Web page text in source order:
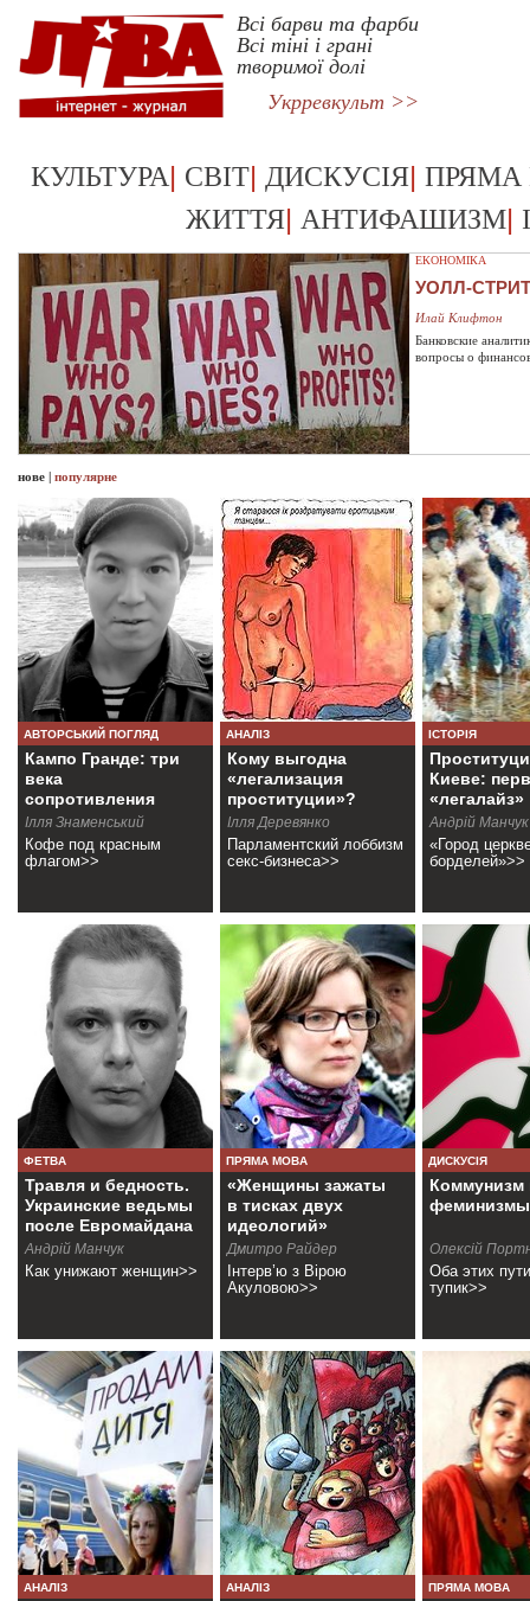
Всі барви та фарби
Всі тіні і грані
творимої долі
Укрревкульт >>
КУЛЬТУРА| СВІТ| ДИСКУСІЯ| ПРЯМА
ЖИТТЯ| АНТИФАШИЗМ|
ЕКОНОМІКА
УОЛЛ-
Илай Клифтон
Банковские
вопросы о
нове | популярне
АВТОРСЬКИЙ ПОГЛЯД
Кампо Гранде: три
века
сопротивления
Ілля Знаменський
Кофе под красным
флагом>>
АНАЛІЗ
Кому выгодна
«легализация
проституции»?
Ілля Деревянко
Парламентский лоббизм
секс-бизнеса>>
ІСТОРІЯ
Киеве:
«легалайз»
Андрій Манчук
«Город
борделей»>>
ФЕТВА
Травля и бедность.
Украинские ведьмы
после Евромайдана
Андрiй Манчук
Как унижают женщин>>
ПРЯМА МОВА
«Женщины зажаты
в тисках двух
идеологий»
Дмитро Райдер
Інтерв’ю з Вірою
Акуловою>>
ДИСКУСІЯ
Коммунизм
феминизмы
Олексій
Оба этих
тупик>>
АНАЛІЗ АНАЛІЗ ПРЯМА МОВА